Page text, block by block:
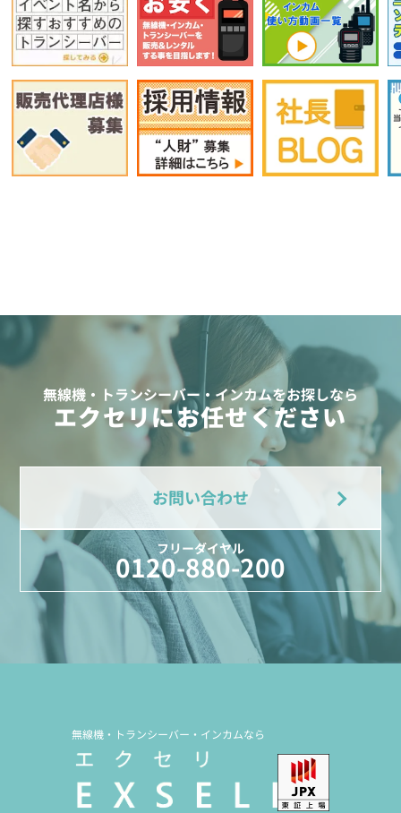
無線機・トランシーバー・インカムをお探しなら
エクセリにお任せください
お問い合わせ
フリーダイヤル
0120-880-200
無線機・トランシーバー・インカムなら